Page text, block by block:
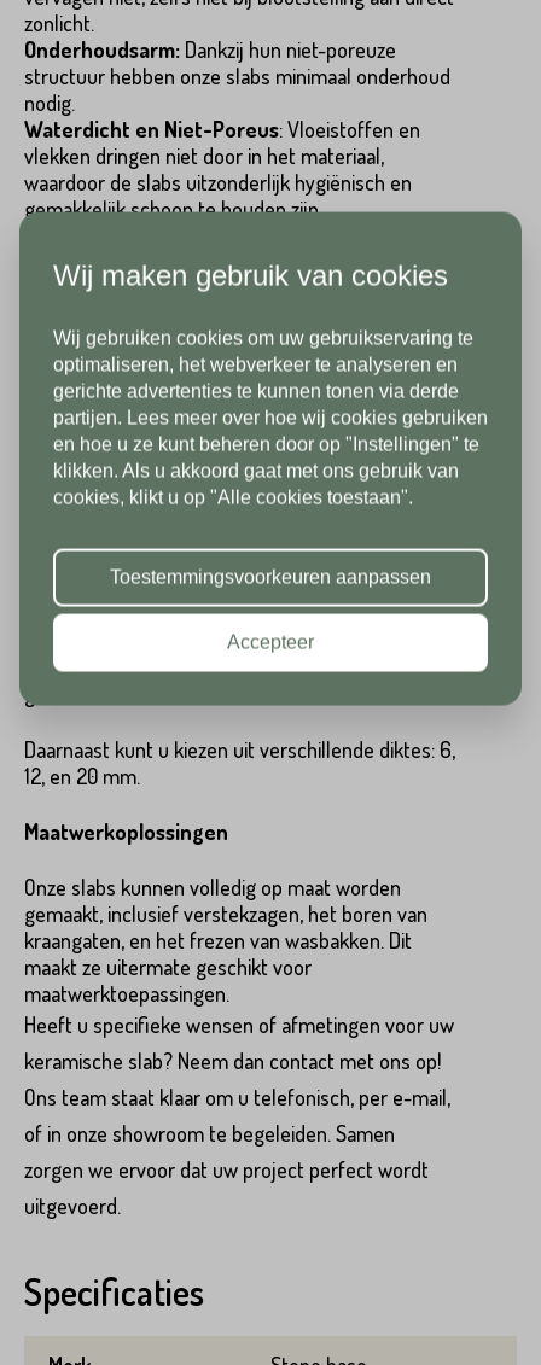
zonlicht.
Onderhoudsarm: Dankzij hun niet-poreuze
structuur hebben onze slabs minimaal onderhoud
nodig.
Waterdicht en Niet-Poreus: Vloeistoffen en
vlekken dringen niet door in het materiaal,
waardoor de slabs uitzonderlijk hygiënisch en
gemakkelijk schoon te houden zijn.
samenstelling zorgt ervoor dat de slabs bestand
zijn tegen zware belastingen en langdurig gebruik.
Uniek Design: Boekwerk
Onze slabs zijn verkrijgbaar als 'boekwerk'. Dit
betekent dat elke slab bestaat uit twee delen (A
en B), die samen een naadloos doorlopend
patroon vormen, met aders en prints die prachtig
in elkaar overlopen. Dit geeft een unieke en
Afwerkingen en Dikte-Opties
De keramische slabs zijn beschikbaar in drie
verschillende afwerkingen: mat, gepolijst en
gestructureerd.
Daarnaast kunt u kiezen uit verschillende diktes: 6,
12, en 20 mm.
Maatwerkoplossingen
Onze slabs kunnen volledig op maat worden
gemaakt, inclusief verstekzagen, het boren van
kraangaten, en het frezen van wasbakken. Dit
maakt ze uitermate geschikt voor
maatwerktoepassingen.
Heeft u specifieke wensen of afmetingen voor uw
keramische slab? Neem dan contact met ons op!
Ons team staat klaar om u telefonisch, per e-mail,
of in onze showroom te begeleiden. Samen
zorgen we ervoor dat uw project perfect wordt
uitgevoerd.
Specificaties
Telefoonnummer*
Land*
Toevoeging
Straat*
Plaats*
Emailadres*
Telefoonnummer*
Land*
Nederland
Postcode*
Straat*
Plaats*
VERSTUREN
In verband met onze
vakantiesluiting zijn wij vanaf 1/8
tot en met 9/8 gesloten. Vanaf
10/8 zien we jullie graag weer bij
ons in de showroom. Fijne
vakantie!
Wij maken gebruik van cookies
Wij gebruiken cookies om uw gebruikservaring te
optimaliseren, het webverkeer te analyseren en
gerichte advertenties te kunnen tonen via derde
partijen. Lees meer over hoe wij cookies gebruiken
en hoe u ze kunt beheren door op "Instellingen" te
klikken. Als u akkoord gaat met ons gebruik van
cookies, klikt u op "Alle cookies toestaan".
Toestemmingsvoorkeuren aanpassen
Accepteer